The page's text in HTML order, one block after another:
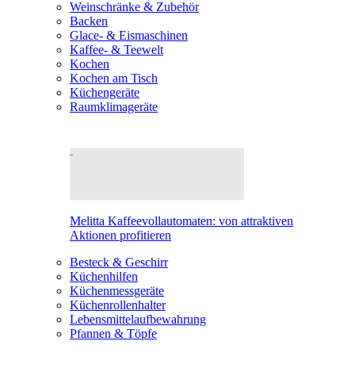
Weinschränke & Zubehör
Backen
Glace- & Eismaschinen
Kaffee- & Teewelt
Kochen
Kochen am Tisch
Küchengeräte
Raumklimageräte
Melitta Kaffeevollautomaten: von attraktiven
Aktionen profitieren
Besteck & Geschirr
Küchenhilfen
Küchenmessgeräte
Küchenrollenhalter
Lebensmittelaufbewahrung
Pfannen & Töpfe